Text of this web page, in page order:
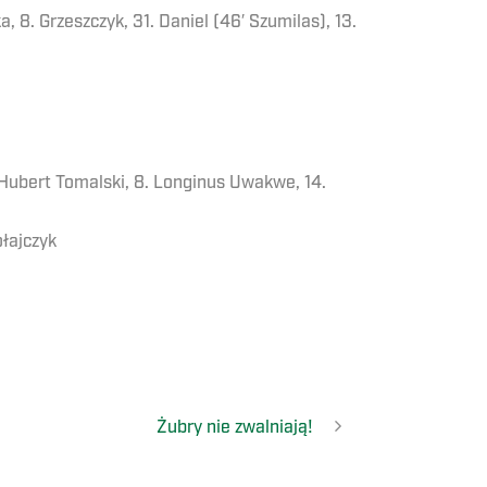
8. Grzeszczyk, 31. Daniel (46′ Szumilas), 13.
Tomalski, 8. Longinus Uwakwe, 14.
Żubry nie zwalniają!